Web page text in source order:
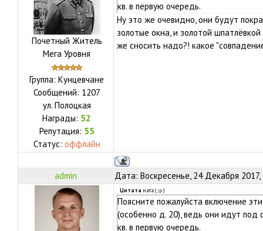
Почетный Житель
Мега Уровня
Группа: Кунцевчане
Сообщений: 1207
ул. Полоцкая
Награды: 52
Репутация: 55
Статус: оффлайн
кв. в первую очередь.
Ну это же очевидно, они будут
золотые окна, и золотой
же сносить надо?! какое
admin Дата: Воскресенье, 24 Декабря
Цитата ната( )
Поясните пожалуйста включение
(особенно д. 20), ведь они идут под
кв. в первую очередь.